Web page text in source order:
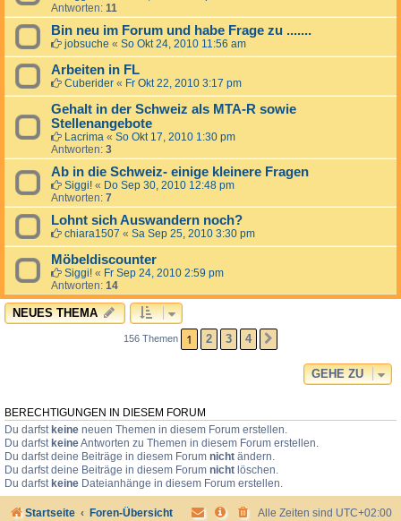
Antworten: 11
Bin neu im Forum und habe Frage zu .......
jobsuche « So Okt 24, 2010 11:56 am
Arbeiten in FL
Cuberider « Fr Okt 22, 2010 3:17 pm
Gehalt in der Schweiz als MTA-R sowie
Stellenangebote
Lacrima « So Okt 17, 2010 1:30 pm
Antworten: 3
Ab in die Schweiz- einige kleinere Fragen
Siggi! « Do Sep 30, 2010 12:48 pm
Antworten: 7
Lohnt sich Auswandern noch?
chiara1507 « Sa Sep 25, 2010 3:30 pm
Möbeldiscounter
Siggi! « Fr Sep 24, 2010 2:59 pm
Antworten: 14
NEUES THEMA
156 Themen 1 2 3 4
GEHE ZU
BERECHTIGUNGEN IN DIESEM FORUM
Du darfst keine neuen Themen in diesem Forum erstellen.
Du darfst keineAntworten zu Themen in diesem Forum erstellen.
Du darfst deine Beiträge in diesem Forum nicht ändern.
Du darfst deine Beiträge in diesem Forum nicht löschen.
Du darfst keine Dateianhänge in diesem Forum erstellen.
Startseite Foren-Übersicht Alle Zeiten sind UTC+02:00